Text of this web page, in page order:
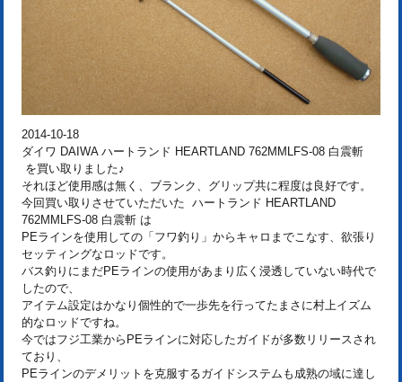
2014-10-18
ダイワ DAIWA ハートランド HEARTLAND 762MMLFS-08 白震斬
を買い取りました♪
それほど使用感は無く、ブランク、グリップ共に程度は良好です。
今回買い取りさせていただいた ハートランド HEARTLAND
762MMLFS-08 白震斬 は
PEラインを使用しての「フワ釣り」からキャロまでこなす、欲張り
セッティングなロッドです。
バス釣りにまだPEラインの使用があまり広く浸透していない時代で
したので、
アイテム設定はかなり個性的で一歩先を行ってたまさに村上イズム
的なロッドですね。
今ではフジ工業からPEラインに対応したガイドが多数リリースされ
ており、
PEラインのデメリットを克服するガイドシステムも成熟の域に達し